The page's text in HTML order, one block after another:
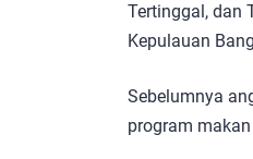
Tertinggal, dan
Kepulauan
Sebelumnya
program